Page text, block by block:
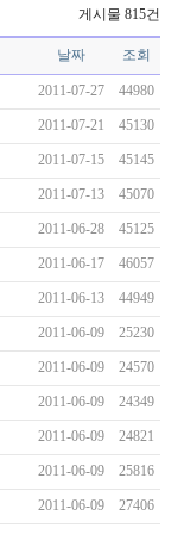
게시물 815건
날짜 조회
2011-07-27 44980
2011-07-21 45130
2011-07-15 45145
2011-07-13 45070
2011-06-28 45125
2011-06-17 46057
2011-06-13 44949
2011-06-09 25230
2011-06-09 24570
2011-06-09 24349
2011-06-09 24821
2011-06-09 25816
2011-06-09 27406